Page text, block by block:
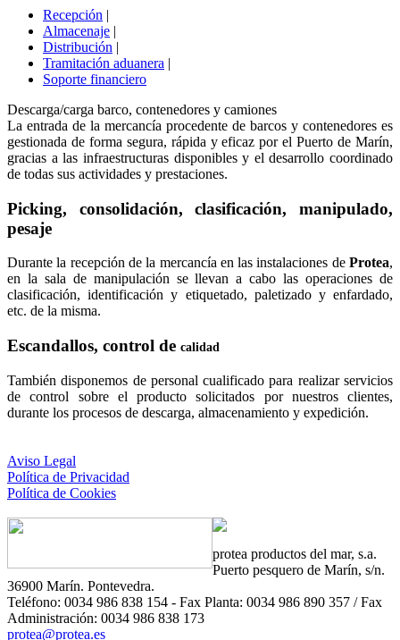
Recepción |
Almacenaje |
Distribución |
Tramitación aduanera |
Soporte financiero
Descarga/carga barco, contenedores y camiones
La entrada de la mercancía procedente de barcos y contenedores es
gestionada de forma segura, rápida y eficaz por el Puerto de Marín,
gracias a las infraestructuras disponibles y el desarrollo coordinado
de todas sus actividades y prestaciones.
Picking, consolidación, clasificación, manipulado,
pesaje
Durante la recepción de la mercancía en las instalaciones de Protea,
en la sala de manipulación se llevan a cabo las operaciones de
clasificación, identificación y etiquetado, paletizado y enfardado,
etc. de la misma.
Escandallos, control de calidad
También disponemos de personal cualificado para realizar servicios
de control sobre el producto solicitados por nuestros clientes,
durante los procesos de descarga, almacenamiento y expedición.
Aviso Legal
Política de Privacidad
Política de Cookies
protea productos del mar, s.a.
Puerto pesquero de Marín, s/n.
36900 Marín. Pontevedra.
Teléfono: 0034 986 838 154 - Fax Planta: 0034 986 890 357 / Fax
Administración: 0034 986 838 173
protea@protea.es